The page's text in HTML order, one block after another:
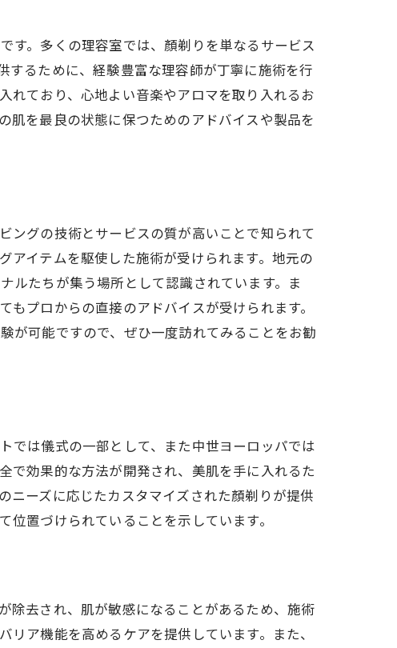
り
す。多くの理容室では、顏剃りを単なるサービス
するために、経験豊富な理容師が丁寧に施術を行
れており、心地よい音楽やアロマを取り入れるお
肌を最良の状態に保つためのアドバイスや製品を
ングの技術とサービスの質が高いことで知られて
アイテムを駆使した施術が受けられます。地元の
ルたちが集う場所として認識されています。ま
プロからの直接のアドバイスが受けられます。
が可能ですので、ぜひ一度訪れてみることをお勧
では儀式の一部として、また中世ヨーロッパでは
で効果的な方法が開発され、美肌を手に入れるた
ニーズに応じたカスタマイズされた顏剃りが提供
置づけられていることを示しています。
除去され、肌が敏感になることがあるため、施術
ア機能を高めるケアを提供しています。また、